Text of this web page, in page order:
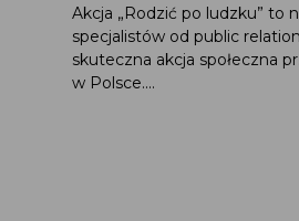
Akcja „Rodzić po ludzku” to
specjalistów od public
skuteczna akcja społeczna
w Polsce....